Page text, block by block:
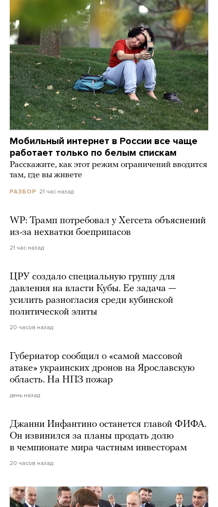
Мобильный интернет в России все чаще
работает только по белым спискам
Расскажите, как этот режим ограничений вводится
там, где вы живете
РАЗБОР 21 час назад
WP: Трамп потребовал у Хегсета объяснений
из-за нехватки боеприпасов
21 час назад
ЦРУ создало специальную группу для
давления на власти Кубы. Ее задача —
усилить разногласия среди кубинской
политической элиты
20 часов назад
Губернатор сообщил о «самой массовой
атаке» украинских дронов на Ярославскую
область. На НПЗ пожар
день назад
Джанни Инфантино останется главой ФИФА.
Он извинился за планы продать долю
в чемпионате мира частным инвесторам
20 часов назад